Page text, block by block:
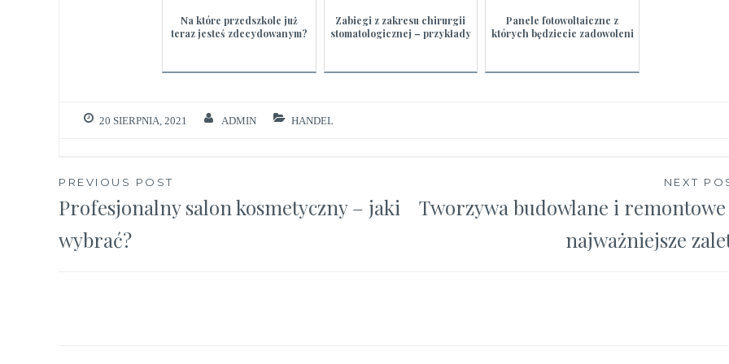
Na które przedszkole już
teraz jesteś zdecydowanym?
Zabiegi z zakresu chirurgii
stomatologicznej – przykłady
Panele fotowoltaiczne z
których będziecie zadowoleni
20 SIERPNIA, 2021 ADMIN HANDEL
Nawigacja
wpisu
PREVIOUS POST
Profesjonalny salon kosmetyczny – jaki
wybrać?
NEXT
Tworzywa budowlane i
najważniejsze